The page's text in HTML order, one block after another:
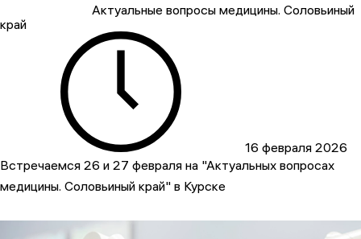
Актуальные вопросы медицины. Соловьиный
край
16 февраля 2026
Встречаемся 26 и 27 февраля на "Актуальных вопросах
медицины. Соловьиный край" в Курске